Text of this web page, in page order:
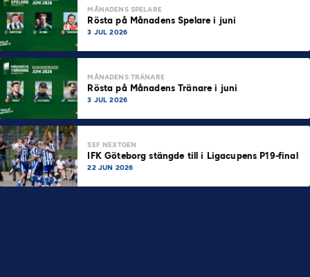
MÅNADENS SPELARE
Rösta på Månadens Spelare i juni
3 JUL 2026
MÅNADENS TRÄNARE
Rösta på Månadens Tränare i juni
3 JUL 2026
SEF NEXTGEN
IFK Göteborg stängde till i Ligacupens P19-final
22 JUN 2026